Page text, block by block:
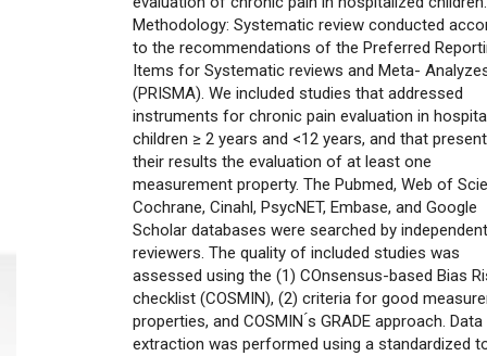
Methodology: Systematic review conducted
to the recommendations of the Preferred
Items for Systematic reviews and Meta-
(PRISMA). We included studies that addressed
instruments for chronic pain evaluation in
children ≥ 2 years and <12 years, and that
their results the evaluation of at least one
measurement property. The Pubmed, Web of
Cochrane, Cinahl, PsycNET, Embase, and Google
Scholar databases were searched by independent
reviewers. The quality of included studies was
assessed using the (1) COnsensus-based Bias
checklist (COSMIN), (2) criteria for good
properties, and COSMIN ́s GRADE approach. Data
extraction was performed using a standardized